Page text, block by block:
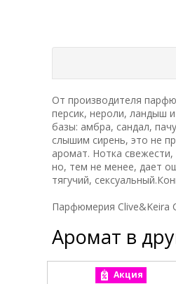
От производителя
персик, нероли, ландыш
базы: амбра, сандал,
слышим сирень, это не
аромат. Нотка
но, тем не менее, дает
тягучий,
Парфюмерия Clive&Keira
Аромат в
Акция